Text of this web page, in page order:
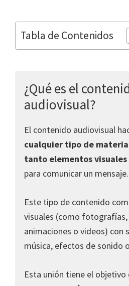
Tabla de Contenidos
¿Qué es el
audiovisual?
El contenido audiovisual
cualquier tipo de
tanto elementos
para comunicar un mensaje.
Este tipo de contenido
visuales (como
animaciones o videos) con
música, efectos de sonido
Esta unión tiene el objetivo